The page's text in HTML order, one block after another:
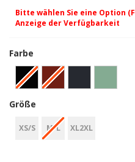
Bitte wählen Sie eine Option
Anzeige der Verfügbarkeit
Farbe
Größe
XS/S M/L XL2XL